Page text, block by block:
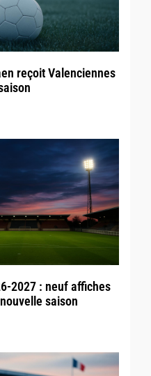
reçoit Valenciennes
2027 : neuf affiches
saison